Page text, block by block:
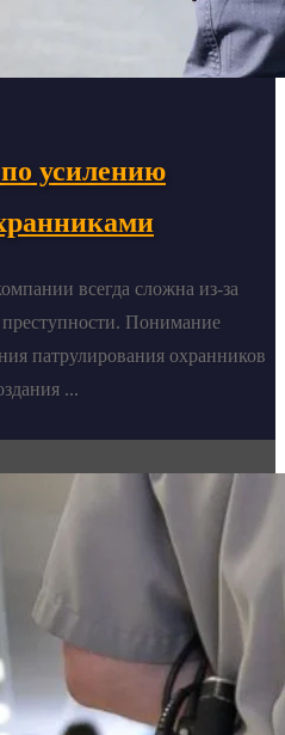
усилению
всегда сложна из-за
Понимание
патрулирования охранников
...